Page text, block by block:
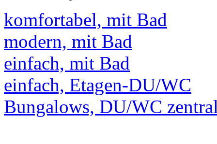
komfortabel, mit Bad
modern, mit Bad
einfach, mit Bad
einfach, Etagen-DU/WC
Bungalows, DU/WC